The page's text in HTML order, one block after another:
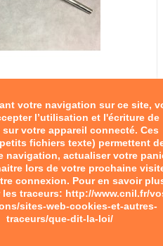
votre navigation sur ce site,
l’utilisation et l'écriture de
sur votre appareil connecté. Ces
fichiers texte) permettent
navigation, actualiser votre
lors de votre prochaine
connexion. Pour en savoir
les traceurs: http://www.cnil.fr/
sites-web-cookies-et-autres-
traceurs/que-dit-la-loi/